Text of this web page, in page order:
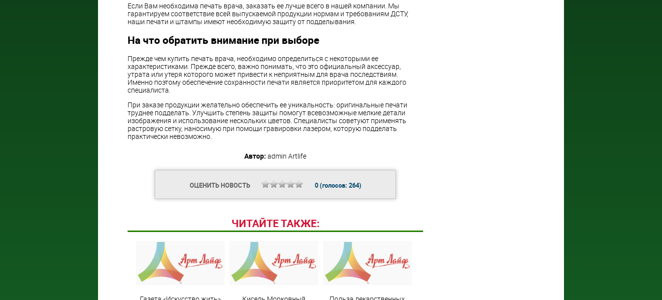
Если Вам необходима печать врача, заказать ее лучше всего в нашей компании. Мы
гарантируем соответствие всей выпускаемой продукции нормам и требованиям ДСТУ,
наши печати и штампы имеют необходимую защиту от подделывания.
На что обратить внимание при выборе
Прежде чем купить печать врача, необходимо определиться с некоторыми ее
характеристиками. Прежде всего, важно понимать, что это официальный аксессуар,
утрата или утеря которого может привести к неприятным для врача последствиям.
Именно поэтому обеспечение сохранности печати является приоритетом для каждого
специалиста.
При заказе продукции желательно обеспечить ее уникальность: оригинальные печати
труднее подделать. Улучшить степень защиты помогут всевозможные мелкие детали
изображения и использование нескольких цветов. Специалисты советуют применять
растровую сетку, наносимую при помощи гравировки лазером, которую подделать
практически невозможно.
Автор: admin Artlife
ОЦЕНИТЬ НОВОСТЬ 0(голосов: 264)
ЧИТАЙТЕ ТАКЖЕ: